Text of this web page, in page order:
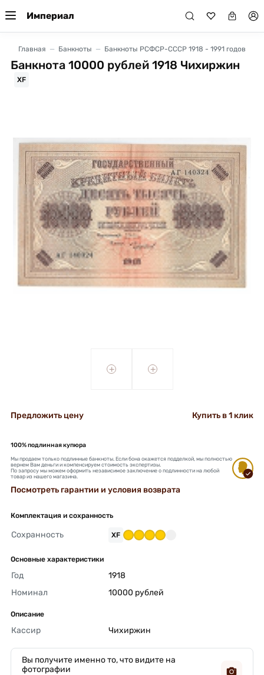
Империал
Главная Банкноты Банкноты РСФСР-СССР 1918 - 1991 годов
Банкнота 10000 рублей 1918 Чихиржин
XF
+ +
Предложить цену Купить в 1 клик
100% подлинная купюра
Мы продаем только подлинные банкноты. Если бона окажется подделкой, мы полностью
вернем Вам деньги и компенсируем стоимость экспертизы.
По запросу мы можем оформить независимое заключение о подлинности на любой
товар из нашего магазина.
Посмотреть гарантии и условия возврата
Комплектация и сохранность
Сохранность XF
Основные характеристики
Год
1918
Номинал
10000 рублей
Описание
Кассир Чихиржин
Вы получите именно то, что видите на
фотографии